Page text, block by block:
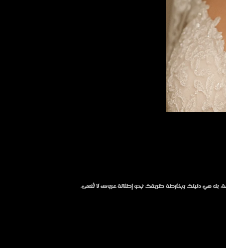
بل هي دليلك وخارطة طريقك نحو إطلالة عروس لا تُنسى.